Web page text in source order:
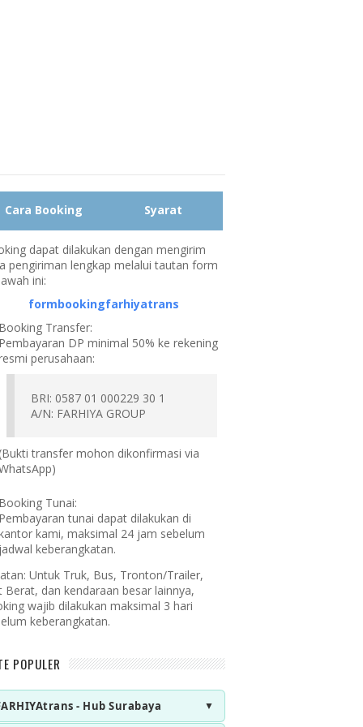
Cara Booking Syarat
dapat dilakukan dengan mengirim
pengiriman lengkap melalui tautan form
ini:
formbookingfarhiyatrans
Booking Transfer:
Pembayaran DP minimal 50% ke rekening
perusahaan:
BRI: 0587 01 000229 30 1
A/N: FARHIYA GROUP
(Bukti transfer mohon dikonfirmasi via
Booking Tunai:
Pembayaran tunai dapat dilakukan di
kami, maksimal 24 jam sebelum
jadwal keberangkatan.
Untuk Truk, Bus, Tronton/Trailer,
Berat, dan kendaraan besar lainnya,
wajib dilakukan maksimal 3 hari
keberangkatan.
POPULER
- Hub Surabaya